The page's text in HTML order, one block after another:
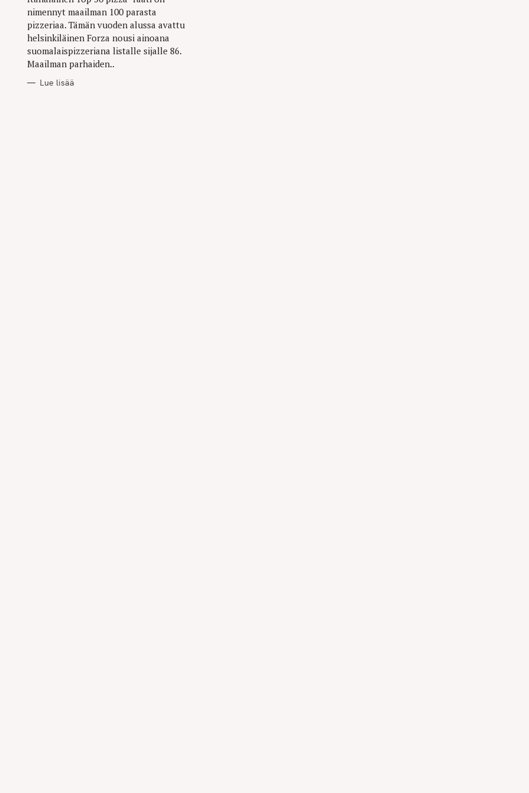
nimennyt maailman 100 parasta
pizzeriaa. Tämän vuoden alussa avattu
helsinkiläinen Forza nousi ainoana
suomalaispizzeriana listalle sijalle 86.
Maailman parhaiden..
Lue lisää